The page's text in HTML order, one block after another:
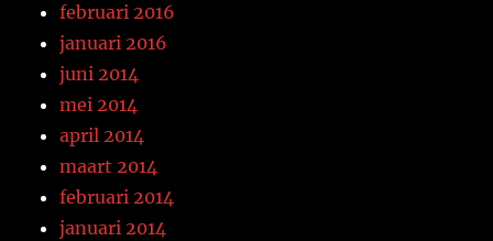
februari 2016
januari 2016
juni 2014
mei 2014
april 2014
maart 2014
februari 2014
januari 2014